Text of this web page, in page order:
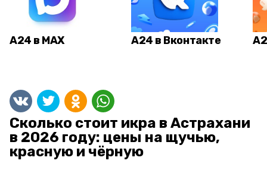
А24 в MAX А24 в Вконтакте
Сколько стоит икра в Астрахани
в 2026 году: цены на щучью,
красную и чёрную